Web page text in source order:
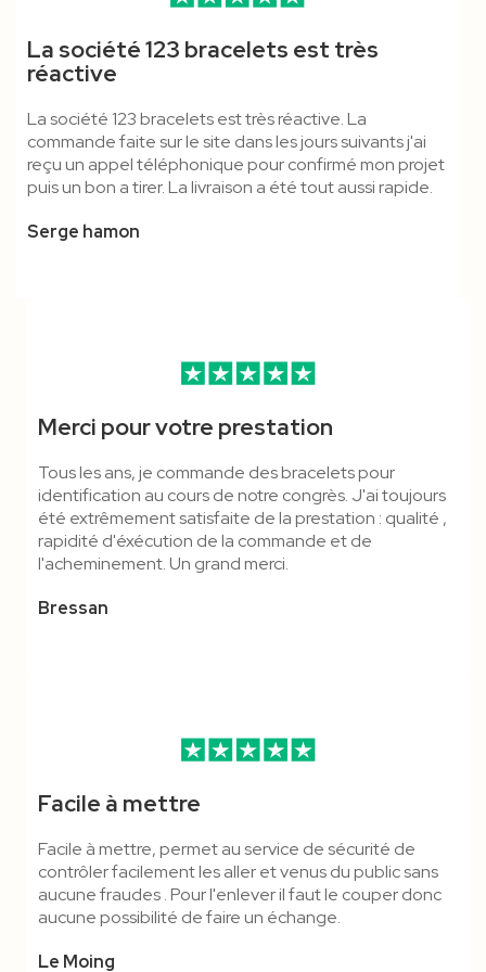
Vierge
Mousqueton Standard -
19mm Avec Coupon
Vierge
Mousqueton Standard -
La société 123 bracelets est très
réactive
La société 123 bracelets est très réactive. La
commande faite sur le site dans les jours suivants j'ai
reçu un appel téléphonique pour confirmé mon projet
puis un bon a tirer. La livraison a été tout aussi rapide.
Serge hamon
Merci pour votre prestation
Tous les ans, je commande des bracelets pour
identification au cours de notre congrès. J'ai toujours
été extrêmement satisfaite de la prestation : qualité ,
rapidité d'éxécution de la commande et de
l'acheminement. Un grand merci.
Bressan
Facile à mettre
Facile à mettre, permet au service de sécurité de
contrôler facilement les aller et venus du public sans
aucune fraudes . Pour l'enlever il faut le couper donc
aucune possibilité de faire un échange.
Le Moing